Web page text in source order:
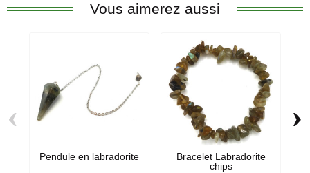
Vous aimerez aussi
Pendule en labradorite
Bracelet Labradorite
chips
‹ ›